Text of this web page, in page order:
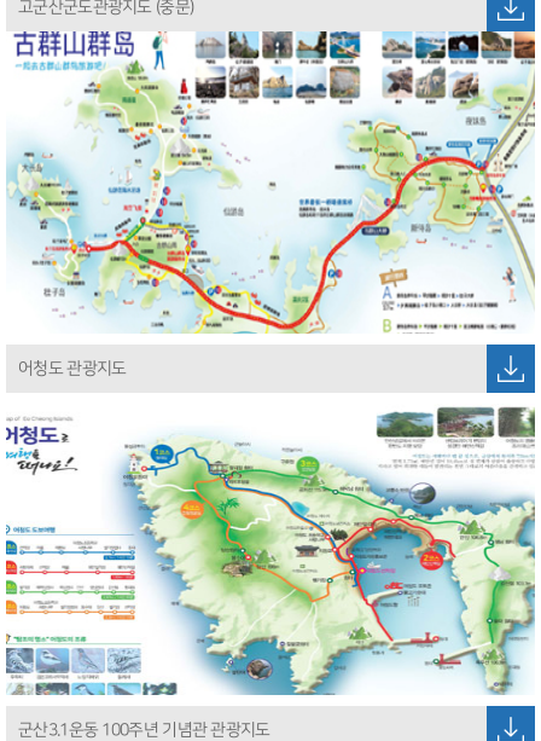
고군산군도관광지도 (중문)
어청도 관광지도
군산3.1운동 100주년 기념관 관광지도